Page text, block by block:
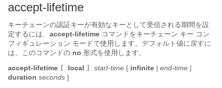
accept-lifetime
キーチェーンの認証キーが有効なキーとして受信される期間を設
定するには、 accept-lifetime コマンドをキーチェーン キー コン
フィギュレーション モードで使用します。デフォルト値に戻すに
は、このコマンドの no 形式を使用します。
accept-lifetime
local start-time { infinite | end-time |
duration seconds }